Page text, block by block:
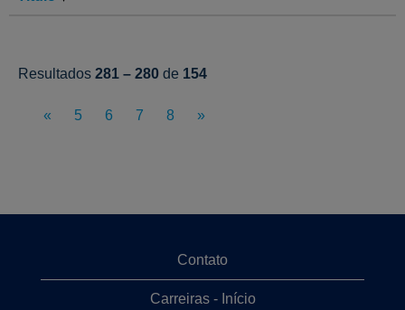
Resultados 281 – 280 de 154
« 5 6 7 8 »
Contato
Carreiras - Início